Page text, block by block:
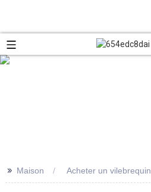
>> Maison Acheter un vilebrequin